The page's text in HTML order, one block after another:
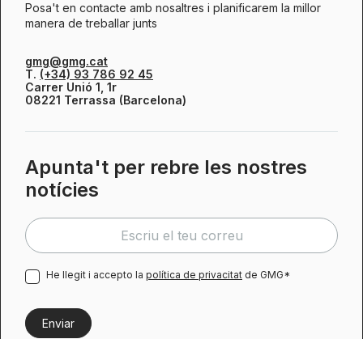
Posa't en contacte amb nosaltres i planificarem la millor
manera de treballar junts
gmg@gmg.cat
T. (+34) 93 786 92 45
Carrer Unió 1, 1r
08221 Terrassa (Barcelona)
Apunta't per rebre les nostres
notícies
He llegit i accepto la política de privacitat de GMG*